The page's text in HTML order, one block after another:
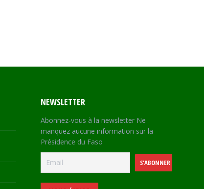
NEWSLETTER
Abonnez-vous à la newsletter Ne
manquez aucune information sur la
Présidence du Faso